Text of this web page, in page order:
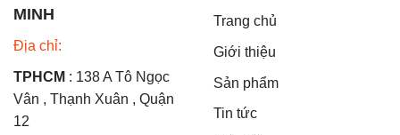
MINH
Địa chỉ:
TPHCM : 138 A Tô Ngọc
Vân , Thạnh Xuân , Quận
12
Trang chủ
Giới thiệu
Sản phẩm
Tin tức